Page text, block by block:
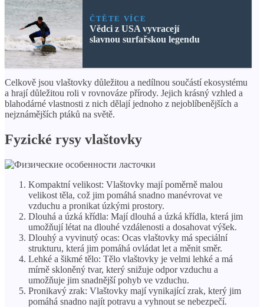
ČTĚTE VÍCE
Vědci z USA vyvracejí
slavnou surfařskou legendu
Celkově jsou vlaštovky důležitou a nedílnou součástí ekosystému
a hrají důležitou roli v rovnováze přírody. Jejich krásný vzhled a
blahodárné vlastnosti z nich dělají jednoho z nejoblíbenějších a
nejznámějších ptáků na světě.
Fyzické rysy vlaštovky
Kompaktní velikost: Vlaštovky mají poměrně malou
velikost těla, což jim pomáhá snadno manévrovat ve
vzduchu a pronikat úzkými prostory.
Dlouhá a úzká křídla: Mají dlouhá a úzká křídla, která jim
umožňují létat na dlouhé vzdálenosti a dosahovat výšek.
Dlouhý a vyvinutý ocas: Ocas vlaštovky má speciální
strukturu, která jim pomáhá ovládat let a měnit směr.
Lehké a šikmé tělo: Tělo vlaštovky je velmi lehké a má
mírně skloněný tvar, který snižuje odpor vzduchu a
umožňuje jim snadnější pohyb ve vzduchu.
Pronikavý zrak: Vlaštovky mají vynikající zrak, který jim
pomáhá snadno najít potravu a vyhnout se nebezpečí.